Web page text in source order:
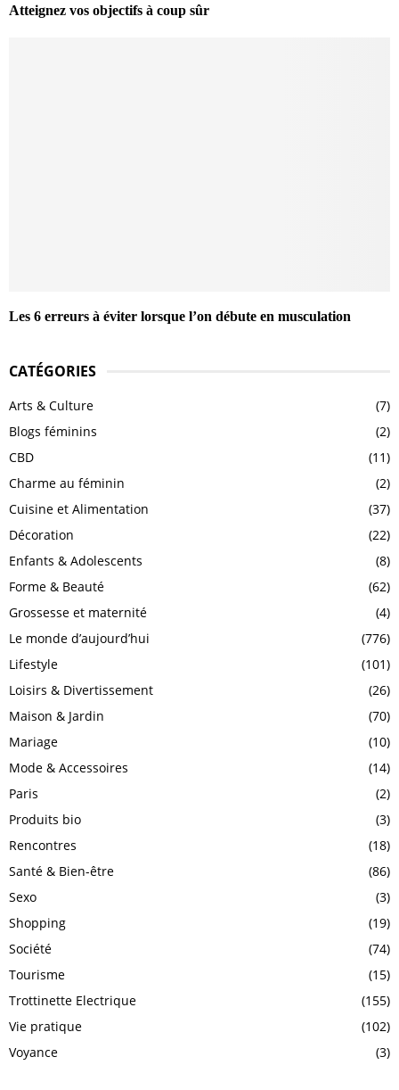
Atteignez vos objectifs à coup sûr
Les 6 erreurs à éviter lorsque l’on débute en musculation
CATÉGORIES
Arts & Culture
(7)
Blogs féminins
(2)
CBD
(11)
Charme au féminin
(2)
Cuisine et Alimentation
(37)
Décoration
(22)
Enfants & Adolescents
(8)
Forme & Beauté
(62)
Grossesse et maternité
(4)
Le monde d’aujourd’hui
(776)
Lifestyle
(101)
Loisirs & Divertissement
(26)
Maison & Jardin
(70)
Mariage
(10)
Mode & Accessoires
(14)
Paris
(2)
Produits bio
(3)
Rencontres
(18)
Santé & Bien-être
(86)
Sexo
(3)
Shopping
(19)
Société
(74)
Tourisme
(15)
Trottinette Electrique
(155)
Vie pratique
(102)
Voyance
(3)